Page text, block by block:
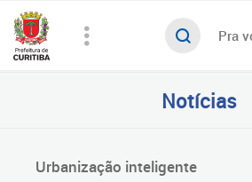
Pra
Notícias
Urbanização inteligente